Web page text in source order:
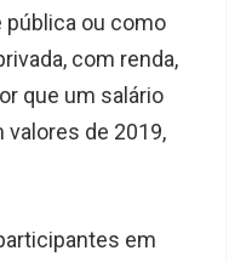
pública ou como
com renda,
que um salário
valores de 2019,
em